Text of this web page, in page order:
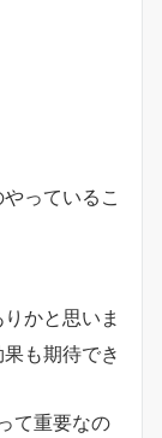
っているこ
かと思いま
も期待でき
て重要なの